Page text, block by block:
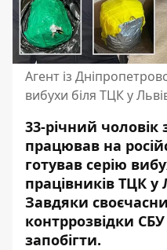
Агент із
вибухи біля ТЦК у
33-річний чоловік
працював на
готував серію
працівників ТЦК у
Завдяки
контррозвідки
запобігти.